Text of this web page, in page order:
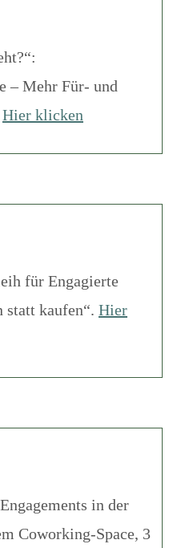
– Mehr Für- und
Hier klicken
für Engagierte
statt kaufen“. Hier
in der
Coworking-Space, 3